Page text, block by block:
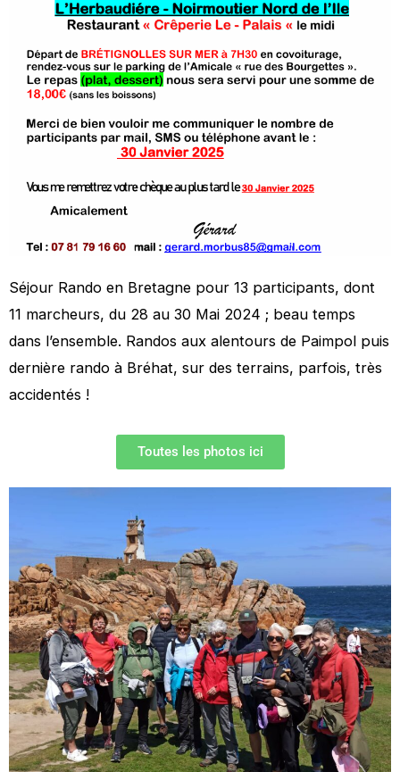
Séjour Rando en Bretagne pour 13 participants, dont
11 marcheurs, du 28 au 30 Mai 2024 ; beau temps
dans l’ensemble. Randos aux alentours de Paimpol puis
dernière rando à Bréhat, sur des terrains, parfois, très
accidentés !
Toutes les photos ici